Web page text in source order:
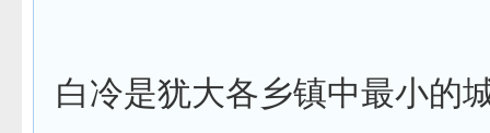
白冷是犹大各乡镇中最小的